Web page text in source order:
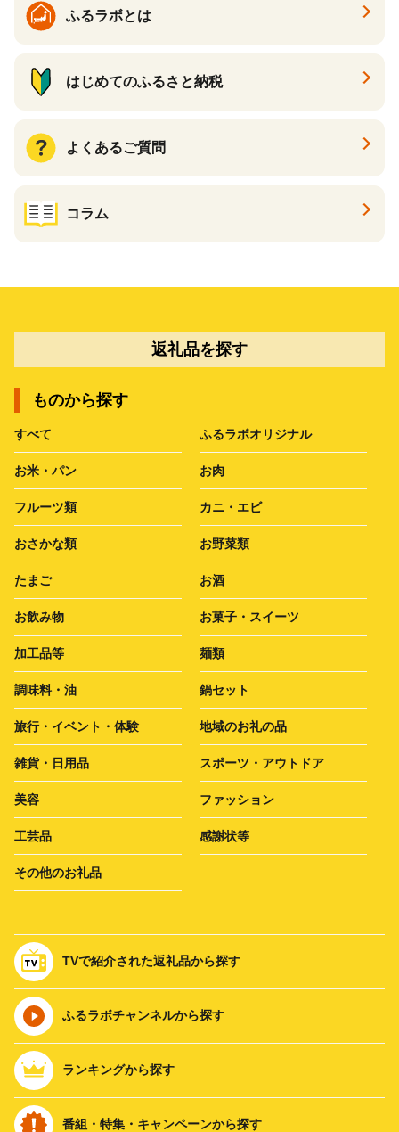
ふるラボとは
はじめてのふるさと納税
よくあるご質問
コラム
返礼品を探す
ものから探す
すべて ふるラボオリジナル
お米・パン お肉
フルーツ類 カニ・エビ
おさかな類 お野菜類
たまご お酒
お飲み物 お菓子・スイーツ
加工品等 麺類
調味料・油 鍋セット
旅行・イベント・体験 地域のお礼の品
雑貨・日用品 スポーツ・アウトドア
美容 ファッション
工芸品 感謝状等
その他のお礼品
TVで紹介された返礼品から探す
ふるラボチャンネルから探す
ランキングから探す
番組・特集・キャンペーンから探す